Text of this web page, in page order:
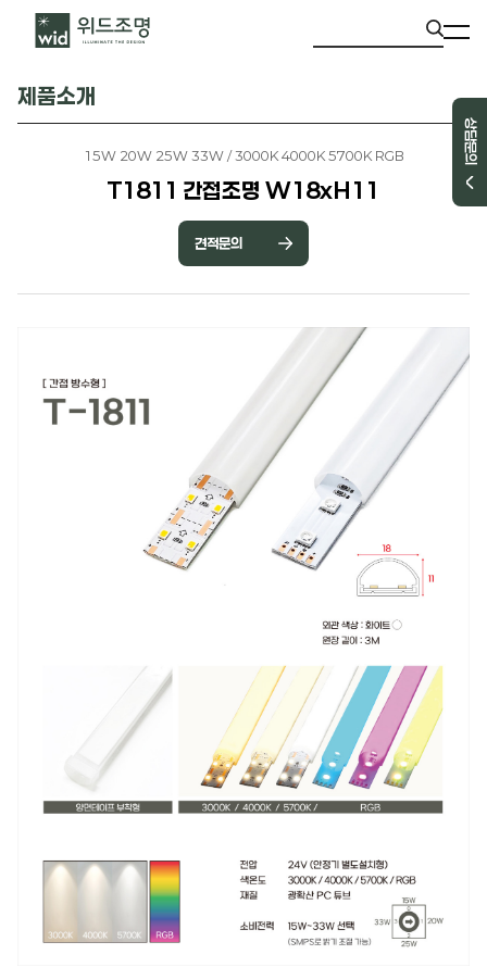
상담문의
제품소개
15W 20W 25W 33W / 3000K 4000K 5700K RGB
T1811 간접조명 W18xH11
견적문의